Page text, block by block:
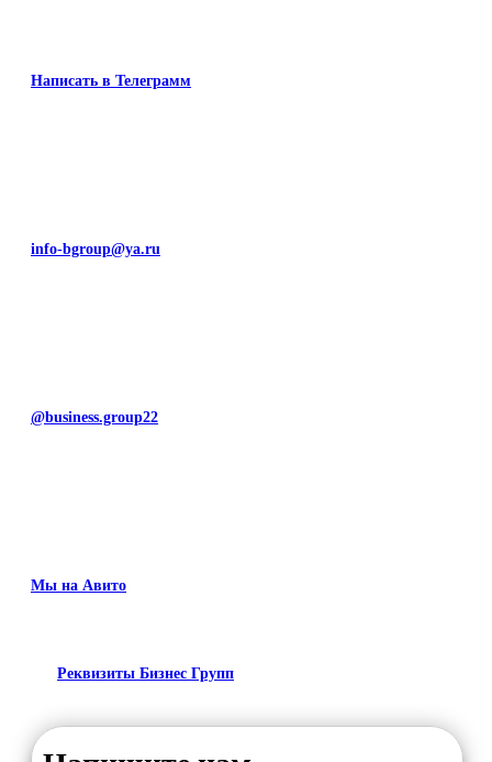
Написать в Телеграмм
info-bgroup@ya.ru
@business.group22
Мы на Авито
Реквизиты Бизнес Групп